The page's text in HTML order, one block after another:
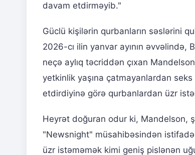
davam etdirməyib."
Güclü kişilərin qurbanların səslərini
2026-cı ilin yanvar ayının
neçə aylıq təcriddən çıxan
yetkinlik yaşına çatmayanlardan
etdirdiyinə görə qurbanlardan üzr
Heyrət doğuran odur ki, Mandelson,
"Newsnight" müsahibəsindən istifadə
üzr istəməmək kimi geniş pislənən